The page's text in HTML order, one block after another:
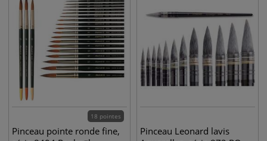
18 pointes
Pinceau pointe ronde fine,
Pinceau Leonard lavis